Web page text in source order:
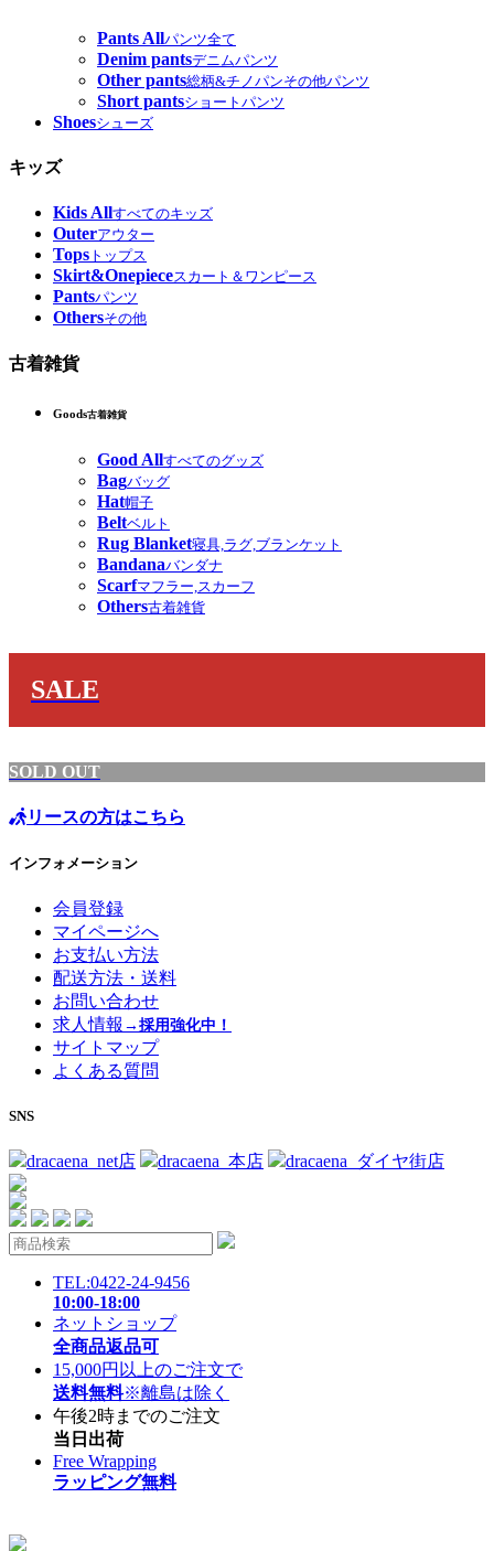
Pants Allパンツ全て
Denim pantsデニムパンツ
Other pants総柄&チノパンその他パンツ
Short pantsショートパンツ
Shoesシューズ
キッズ
Kids Allすべてのキッズ
Outerアウター
Tops トップス
Skirt&Onepieceスカート＆ワンピース
Pantsパンツ
Othersその他
古着雑貨
Goods古着雑貨
Good Allすべてのグッズ
Bagバッグ
Hat帽子
Beltベルト
Rug Blanket寝具,ラグ,ブランケット
Bandanaバンダナ
Scarfマフラー,スカーフ
Others古着雑貨
SALE
SOLD OUT
リースの方はこちら
インフォメーション
会員登録
マイページへ
お支払い方法
配送方法・送料
お問い合わせ
求人情報 →採用強化中！
サイトマップ
よくある質問
SNS
dracaena_net店 dracaena_本店 dracaena_ダイヤ街店
TEL:0422-24-9456
10:00-18:00
ネットショップ
全商品返品可
15,000円以上のご注文で
送料無料※離島は除く
午後2時までのご注文
当日出荷
Free Wrapping
ラッピング無料